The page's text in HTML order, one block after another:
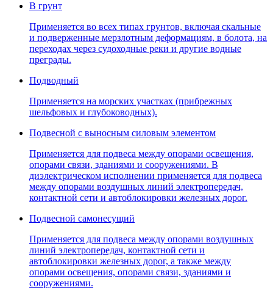
В грунт
Применяется во всех типах грунтов, включая скальные
и подверженные мерзлотным деформациям, в болота, на
переходах через судоходные реки и другие водные
преграды.
Подводный
Применяется на морских участках (прибрежных
шельфовых и глубоководных).
Подвесной с выносным силовым элементом
Применяется для подвеса между опорами освещения,
опорами связи, зданиями и сооружениями. В
диэлектрическом исполнении применяется для подвеса
между опорами воздушных линий электропередач,
контактной сети и автоблокировки железных дорог.
Подвесной самонесущий
Применяется для подвеса между опорами воздушных
линий электропередач, контактной сети и
автоблокировки железных дорог, а также между
опорами освещения, опорами связи, зданиями и
сооружениями.